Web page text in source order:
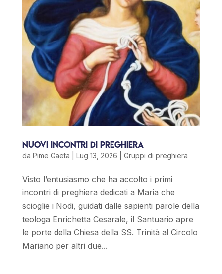
Nuovi Incontri di Preghiera
da Pime Gaeta Lug 13, 2026 Gruppi di preghiera
Visto l’entusiasmo che ha accolto i primi
incontri di preghiera dedicati a Maria che
scioglie i Nodi, guidati dalle sapienti parole della
teologa Enrichetta Cesarale, il Santuario apre
le porte della Chiesa della SS. Trinità al Circolo
Mariano per altri due...